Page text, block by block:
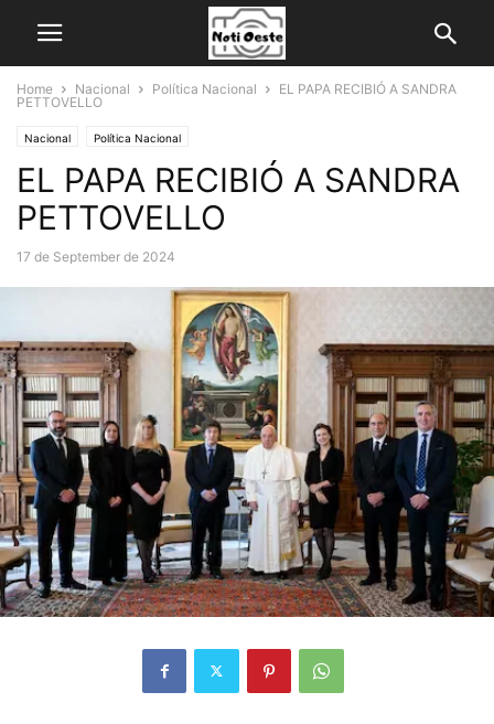
Home Nacional Política Nacional
EL PAPA RECIBIÓ A SANDRA
PETTOVELLO
Nacional Política Nacional
EL PAPA RECIBIÓ A SANDRA
PETTOVELLO
17 de September de 2024